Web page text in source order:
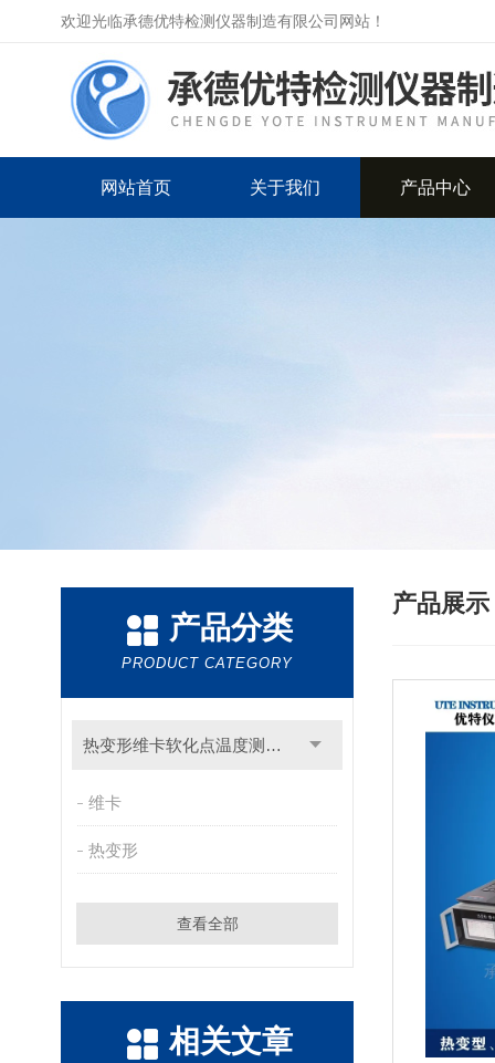
欢迎光临承德优特检测仪器制造有限公司网站！
网站首页 关于我们 产品中心
产品分类
PRODUCT CATEGORY
热变形维卡软化点温度测定仪
维卡
热变形
查看全部
相关文章
产品展示